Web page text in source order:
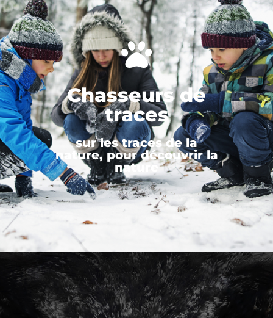
Chasseurs de
traces
sur les traces de la
nature, pour découvrir la
nature